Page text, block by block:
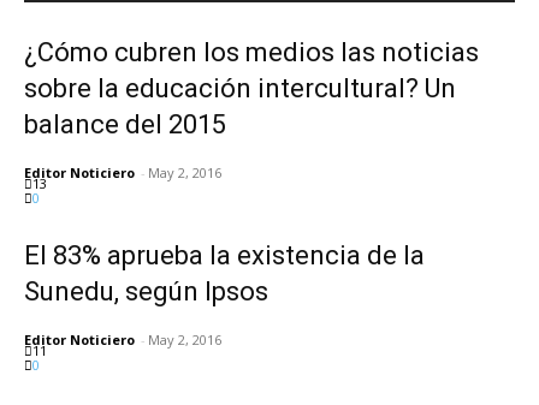
¿Cómo cubren los medios las noticias
sobre la educación intercultural? Un
balance del 2015
Editor Noticiero - May 2, 2016
13
0
El 83% aprueba la existencia de la
Sunedu, según Ipsos
Editor Noticiero - May 2, 2016
11
0